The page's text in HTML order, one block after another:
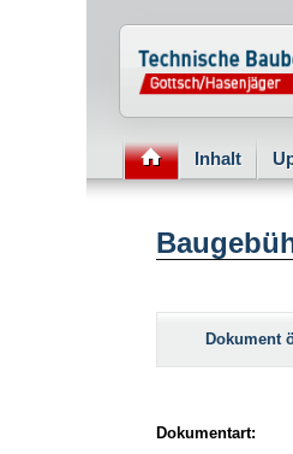
Inhalt
Dokument
Dokumentart: